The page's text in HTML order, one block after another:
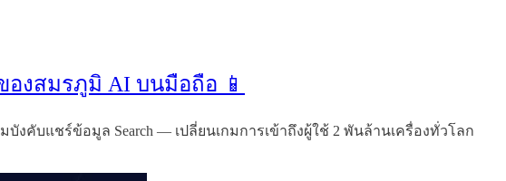
องสมรภูมิ AI บนมือถือ 📱
งคับแชร์ข้อมูล Search — เปลี่ยนเกมการเข้าถึงผู้ใช้ 2 พันล้านเครื่องทั่วโลก